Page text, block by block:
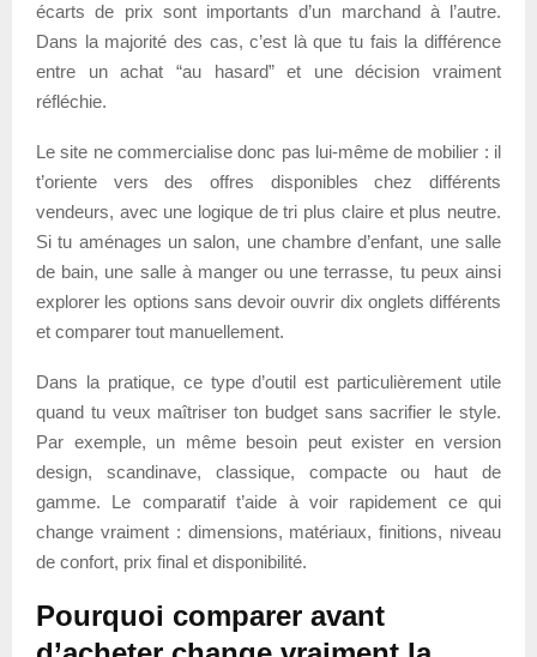
écarts de prix sont importants d’un marchand à l’autre.
Dans la majorité des cas, c’est là que tu fais la différence
entre un achat “au hasard” et une décision vraiment
réfléchie.
Le site ne commercialise donc pas lui-même de mobilier : il
t’oriente vers des offres disponibles chez différents
vendeurs, avec une logique de tri plus claire et plus neutre.
Si tu aménages un salon, une chambre d’enfant, une salle
de bain, une salle à manger ou une terrasse, tu peux ainsi
explorer les options sans devoir ouvrir dix onglets différents
et comparer tout manuellement.
Dans la pratique, ce type d’outil est particulièrement utile
quand tu veux maîtriser ton budget sans sacrifier le style.
Par exemple, un même besoin peut exister en version
design, scandinave, classique, compacte ou haut de
gamme. Le comparatif t’aide à voir rapidement ce qui
change vraiment : dimensions, matériaux, finitions, niveau
de confort, prix final et disponibilité.
Pourquoi comparer avant